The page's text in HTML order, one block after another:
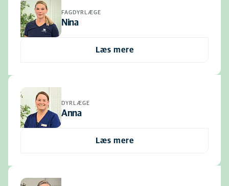
FAGDYRLÆGE
Nina
Læs mere
DYRLÆGE
Anna
Læs mere